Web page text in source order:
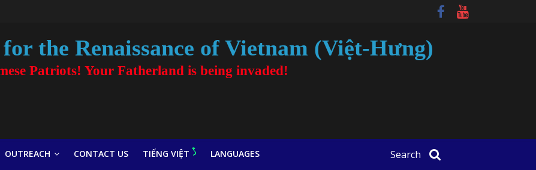
the Renaissance of Vietnam (Việt-Hưng)
Patriots! Your Fatherland is being invaded!
OUTREACH CONTACT US TIẾNG VIỆT LANGUAGES Search